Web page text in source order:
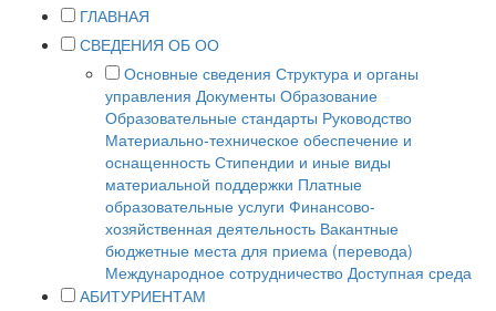
ГЛАВНАЯ
СВЕДЕНИЯ ОБ ОО
Основные сведения Структура и органы
управления Документы Образование
Образовательные стандарты Руководство
Материально-техническое обеспечение и
оснащенность Стипендии и иные виды
материальной поддержки Платные
образовательные услуги Финансово-
хозяйственная деятельность Вакантные
бюджетные места для приема (перевода)
Международное сотрудничество Доступная среда
АБИТУРИЕНТАМ